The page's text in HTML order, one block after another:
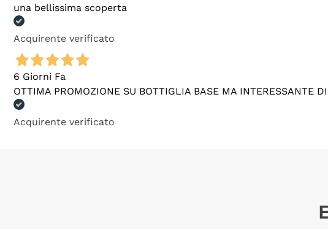
una bellissima scoperta
Acquirente verificato
6 Giorni Fa
OTTIMA PROMOZIONE SU BOTTIGLIA BASE MA INTERESSANTE
Acquirente verificato